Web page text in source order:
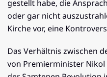
gestellt habe, die
oder gar nicht
Kirche vor, eine
Das Verhältnis zwischen
von Premierminister Nikol